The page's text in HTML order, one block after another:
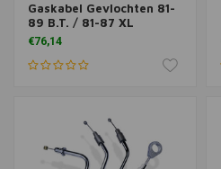
Gaskabel Gevlochten 81-
89 B.T. / 81-87 XL
€76,14